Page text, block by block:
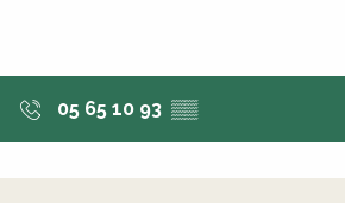
05 65 10 93 ▒▒